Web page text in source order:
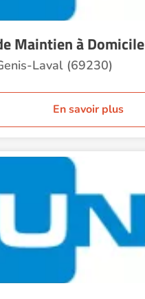
Maintien à Domicile
Laval (69230)
En savoir plus